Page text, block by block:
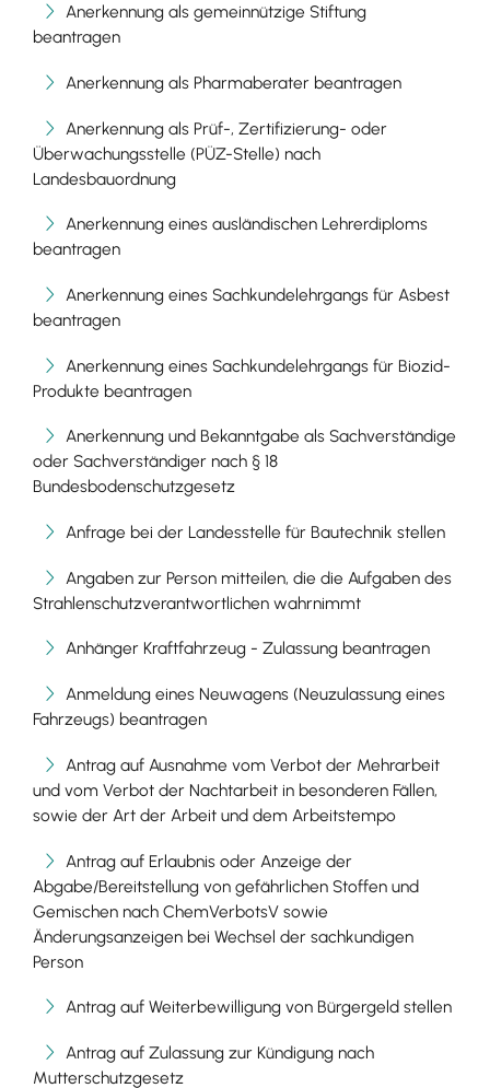
Anerkennung als gemeinnützige Stiftung
beantragen
Anerkennung als Pharmaberater beantragen
Anerkennung als Prüf-, Zertifizierung- oder
Überwachungsstelle (PÜZ-Stelle) nach
Landesbauordnung
Anerkennung eines ausländischen Lehrerdiploms
beantragen
Anerkennung eines Sachkundelehrgangs für Asbest
beantragen
Anerkennung eines Sachkundelehrgangs für Biozid-
Produkte beantragen
Anerkennung und Bekanntgabe als Sachverständige
oder Sachverständiger nach § 18
Bundesbodenschutzgesetz
Anfrage bei der Landesstelle für Bautechnik stellen
Angaben zur Person mitteilen, die die Aufgaben des
Strahlenschutzverantwortlichen wahrnimmt
Anhänger Kraftfahrzeug - Zulassung beantragen
Anmeldung eines Neuwagens (Neuzulassung eines
Fahrzeugs) beantragen
Antrag auf Ausnahme vom Verbot der Mehrarbeit
und vom Verbot der Nachtarbeit in besonderen Fällen,
sowie der Art der Arbeit und dem Arbeitstempo
Antrag auf Erlaubnis oder Anzeige der
Abgabe/Bereitstellung von gefährlichen Stoffen und
Gemischen nach ChemVerbotsV sowie
Änderungsanzeigen bei Wechsel der sachkundigen
Person
Antrag auf Weiterbewilligung von Bürgergeld stellen
Antrag auf Zulassung zur Kündigung nach
Mutterschutzgesetz